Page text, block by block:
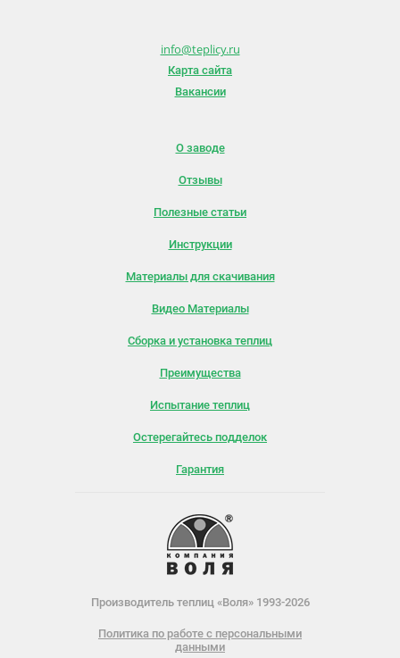
info@teplicy.ru
Карта сайта
Вакансии
О заводе
Отзывы
Полезные статьи
Инструкции
Материалы для скачивания
Видео Материалы
Сборка и установка теплиц
Преимущества
Испытание теплиц
Остерегайтесь подделок
Гарантия
Производитель теплиц «Воля» 1993-2026
Политика по работе с персональными
данными